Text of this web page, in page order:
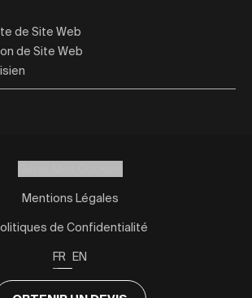
de Site Web
de Site Web
Mentions Légales
de Confidentialité
FR EN